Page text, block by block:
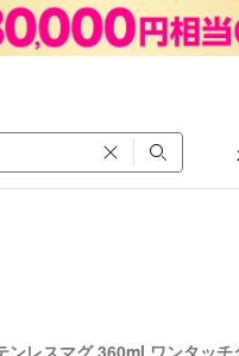
ンレスマグ 360ml ワンタッ